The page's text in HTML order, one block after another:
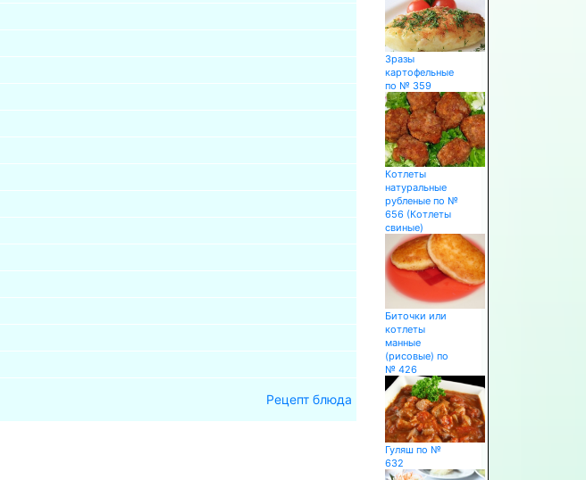
Рецепт блюда
Зразы
картофельные
по № 359
Котлеты
натуральные
рубленые по №
656 (Котлеты
свиные)
Биточки или
котлеты
манные
(рисовые) по
№ 426
Гуляш по №
632